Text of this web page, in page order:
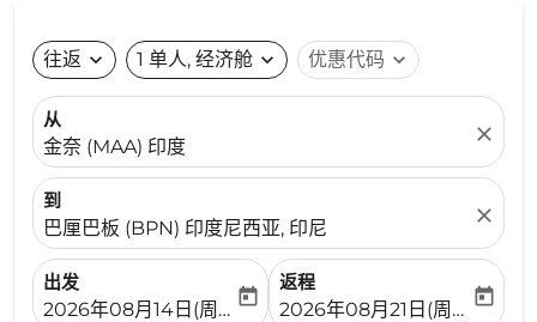
往返 expand_more 1 单人, 经济舱 expand_more 优惠代码 expand_more
从
金奈 (MAA) 印度
close
到
巴厘巴板 (BPN) 印度尼西亚, 印尼
close
出发
fc-booking-departure-date-aria-label
2026年08月14日(周五)
today
返程
fc-booking-return-date-
2026年08月21日(周五)
today